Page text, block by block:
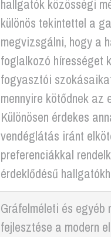
hallgatók közösségi
különös tekintettel a
megvizsgálni, hogy a
foglalkozó hírességet
fogyasztói
mennyire kötődnek az
Különösen érdekes
vendéglátás iránt
preferenciákkal
érdeklődésű
Gráfelméleti és
fejlesztése a modern